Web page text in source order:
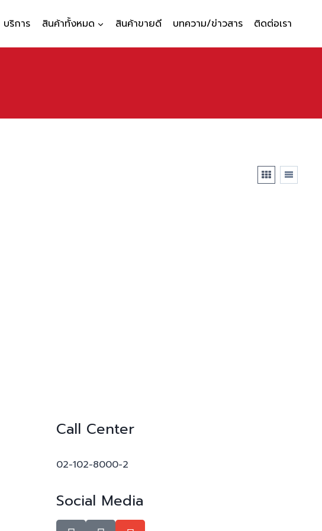
บริการ สินค้าทั้งหมด สินค้าขายดี บทความ/ข่าวสาร ติดต่อเรา
Call Center
02-102-8000-2
Social Media